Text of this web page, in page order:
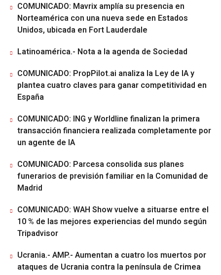
COMUNICADO: Mavrix amplía su presencia en
Norteamérica con una nueva sede en Estados
Unidos, ubicada en Fort Lauderdale
Latinoamérica.- Nota a la agenda de Sociedad
COMUNICADO: PropPilot.ai analiza la Ley de IA y
plantea cuatro claves para ganar competitividad en
España
COMUNICADO: ING y Worldline finalizan la primera
transacción financiera realizada completamente por
un agente de IA
COMUNICADO: Parcesa consolida sus planes
funerarios de previsión familiar en la Comunidad de
Madrid
COMUNICADO: WAH Show vuelve a situarse entre el
10 % de las mejores experiencias del mundo según
Tripadvisor
Ucrania.- AMP.- Aumentan a cuatro los muertos por
ataques de Ucrania contra la península de Crimea